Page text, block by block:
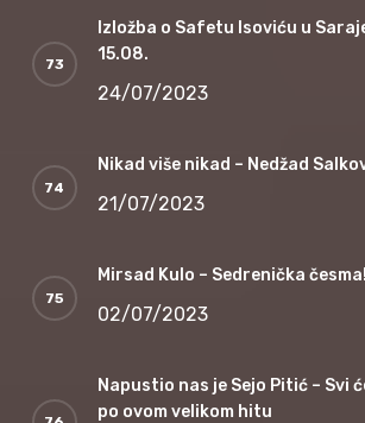
Izložba o Safetu Isoviću u
15.08.
24/07/2023
Nikad više nikad – Nedžad
21/07/2023
Mirsad Kulo – Sedrenička
02/07/2023
Napustio nas je Sejo Pitić – Svi
po ovom velikom hitu